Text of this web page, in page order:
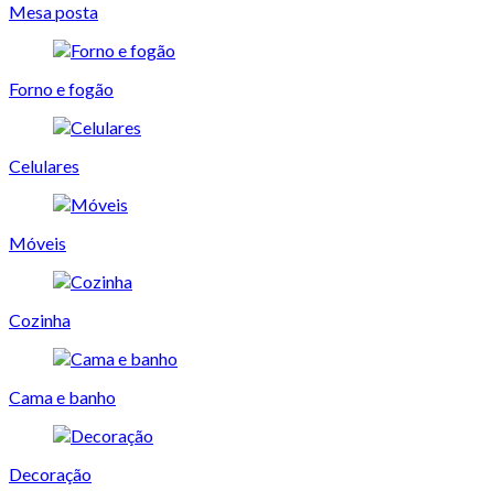
Mesa posta
Forno e fogão
Celulares
Móveis
Cozinha
Cama e banho
Decoração